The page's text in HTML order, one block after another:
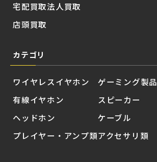
宅配買取
店頭買取
法人買取
カテゴリ
ワイヤレスイヤホン
有線イヤホン
ヘッドホン
プレイヤー・アンプ類
ゲーミング製品
スピーカー
ケーブル
アクセサリ類